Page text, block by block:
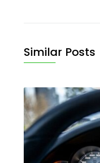
Similar Posts